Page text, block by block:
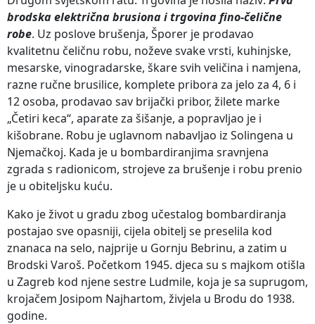
brodska električna brusiona i trgovina fino-čelične
robe. Uz poslove brušenja, Šporer je prodavao
kvalitetnu čeličnu robu, noževe svake vrsti, kuhinjske,
mesarske, vinogradarske, škare svih veličina i namjena,
razne ručne brusilice, komplete pribora za jelo za 4, 6 i
12 osoba, prodavao sav brijački pribor, žilete marke
„Četiri keca“, aparate za šišanje, a popravljao je i
kišobrane. Robu je uglavnom nabavljao iz Solingena u
Njemačkoj. Kada je u bombardiranjima sravnjena
zgrada s radionicom, strojeve za brušenje i robu prenio
je u obiteljsku kuću.
Kako je život u gradu zbog učestalog bombardiranja
postajao sve opasniji, cijela obitelj se preselila kod
znanaca na selo, najprije u Gornju Bebrinu, a zatim u
Brodski Varoš. Početkom 1945. djeca su s majkom otišla
u Zagreb kod njene sestre Ludmile, koja je sa suprugom,
krojačem Josipom Najhartom, živjela u Brodu do 1938.
godine.